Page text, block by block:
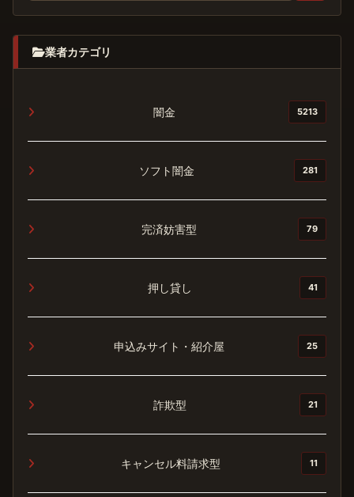
業者カテゴリ
闇金 5213
ソフト闇金 281
完済妨害型 79
押し貸し 41
申込みサイト・紹介屋 25
詐欺型 21
キャンセル料請求型 11